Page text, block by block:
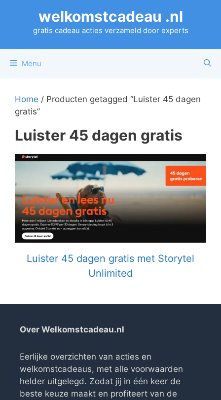
welkomstcadeau .nl
gratis cadeau acties verzameld door experts
Menu
Home / Producten getagged “Luister 45 dagen
gratis”
Luister 45 dagen gratis
Luister 45 dagen gratis met Storytel
Unlimited
Over Welkomstcadeau.nl
Eerlijke overzichten van acties en
welkomstcadeaus, met alle voorwaarden
helder uitgelegd. Zodat jij in één keer de
beste keuze maakt en profiteert van de